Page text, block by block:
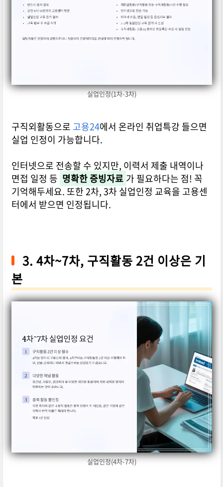
실업인정(1차-3차)
구직외활동으로 고용24에서 온라인 취업특강 들으면
실업 인정이 가능합니다.
인터넷으로 전송할 수 있지만, 이력서 제출 내역이나
면접 일정 등 명확한 증빙자료 가 필요하다는 점! 꼭
기억해두세요. 또한 2차, 3차 실업인정 교육을 고용센
터에서 받으면 인정됩니다.
3. 4차~7차, 구직활동 2건 이상은 기
본
실업인정(4차-7차)